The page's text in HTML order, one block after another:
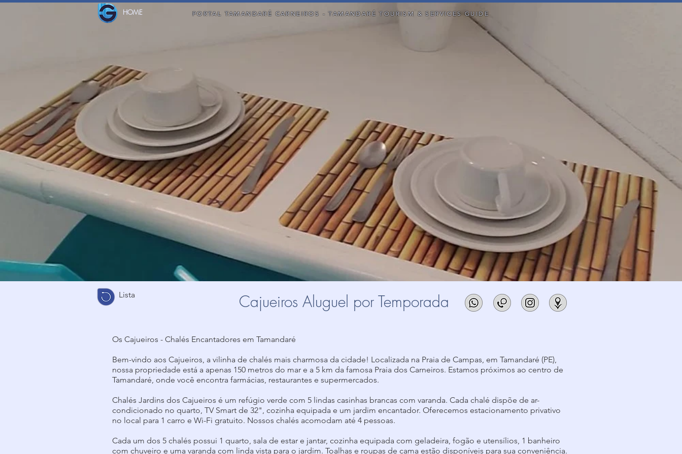
HOME PORTAL TAMANDARÉ CARNEIROS - TAMANDARÉ TOURISM & SERVICES GUIDE
Lista Cajueiros Aluguel por Temporada
Os Cajueiros - Chalés Encantadores em Tamandaré
Bem-vindo aos Cajueiros, a vilinha de chalés mais charmosa da cidade! Localizada na Praia de Campas, em Tamandaré (PE),
nossa propriedade está a apenas 150 metros do mar e a 5 km da famosa Praia dos Carneiros. Estamos próximos ao centro de
Tamandaré, onde você encontra farmácias, restaurantes e supermercados.
Chalés Jardins dos Cajueiros é um refúgio verde com 5 lindas casinhas brancas com varanda. Cada chalé dispõe de ar-
condicionado no quarto, TV Smart de 32", cozinha equipada e um jardim encantador. Oferecemos estacionamento privativo
no local para 1 carro e Wi-Fi gratuito. Nossos chalés acomodam até 4 pessoas.
Cada um dos 5 chalés possui 1 quarto, sala de estar e jantar, cozinha equipada com geladeira, fogão e utensílios, 1 banheiro
com chuveiro e uma varanda com linda vista para o jardim. Toalhas e roupas de cama estão disponíveis para sua conveniência.